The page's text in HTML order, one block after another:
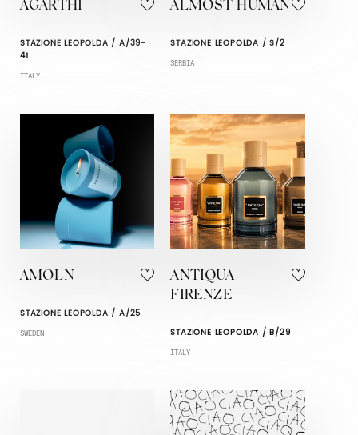
AGARTHI
STAZIONE LEOPOLDA / A/39-
41
ITALY
ALMOST HUMAN
STAZIONE LEOPOLDA / S/2
SERBIA
AMOLN
STAZIONE LEOPOLDA / A/25
SWEDEN
ANTIQUA
FIRENZE
STAZIONE LEOPOLDA / B/29
ITALY